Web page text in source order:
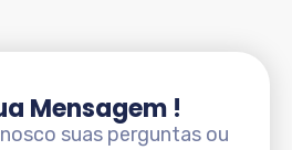
Mensagem !
suas perguntas ou